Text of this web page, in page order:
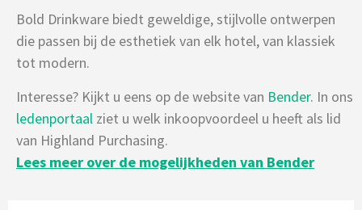
Bold Drinkware biedt geweldige, stijlvolle ontwerpen
die passen bij de esthetiek van elk hotel, van klassiek
tot modern.
Interesse? Kijkt u eens op de website van Bender. In ons
ledenportaal ziet u welk inkoopvoordeel u heeft als lid
van Highland Purchasing.
Lees meer over de mogelijkheden van Bender